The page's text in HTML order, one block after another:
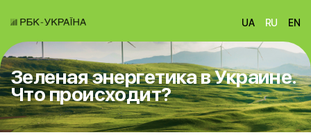
UA RU EN
Зеленая энергетика в Украине.
Что происходит?